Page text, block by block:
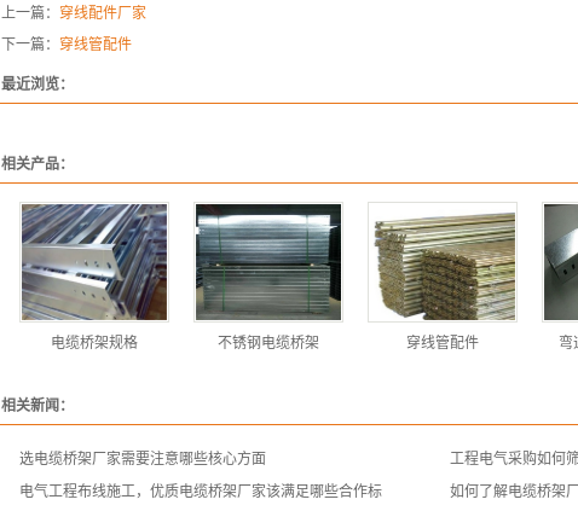
上一篇： 穿线配件厂家
下一篇： 穿线管配件
最近浏览：
相关产品：
电缆桥架规格 不锈钢电缆桥架 穿线管配件 弯
相关新闻：
选电缆桥架厂家需要注意哪些核心方面
工程电气采购如何
电气工程布线施工，优质电缆桥架厂家该满足哪些合作标
如何了解电缆桥架